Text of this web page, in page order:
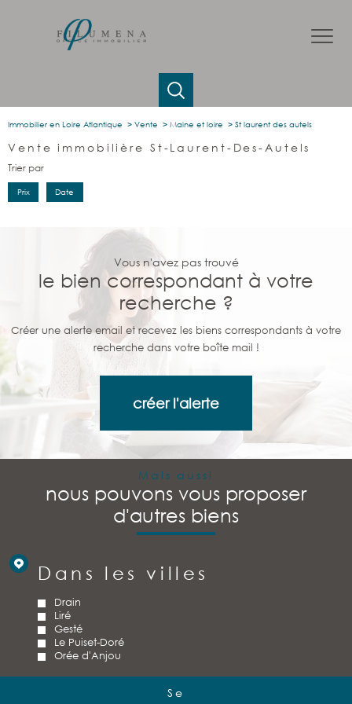
Immobilier en Loire Atlantique Vente Maine et loire St laurent des autels
Vente immobilière St-Laurent-Des-Autels
Trier par
Prix Date
Vous n'avez pas trouvé
le bien correspondant à votre
recherche ?
Créer une alerte email et recevez les biens correspondants à votre
recherche dans votre boîte mail !
créer l'alerte
Mais aussi
nous pouvons vous proposer
d'autres biens
Dans les villes
Drain
Liré
Gesté
Le Puiset-Doré
Orée d'Anjou
Se